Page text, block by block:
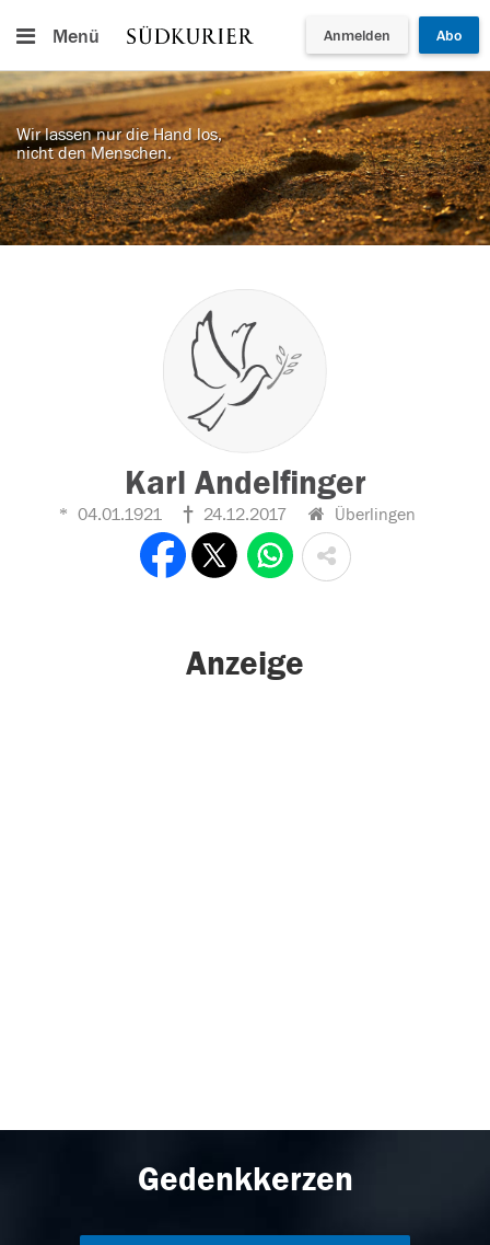
Menü Anmelden Abo
Wir lassen nur die Hand los,
nicht den Menschen.
Karl Andelfinger
04.01.1921 24.12.2017 Überlingen
Anzeige
Gedenkkerzen